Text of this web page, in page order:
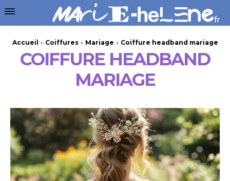
Accueil Coiffures Mariage Coiffure headband mariage
COIFFURE HEADBAND
MARIAGE